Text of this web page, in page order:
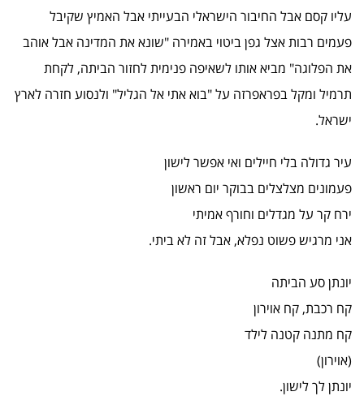
עליו קסם אבל החיבור הישראלי הבעייתי אבל האמיץ שקיבל
פעמים רבות אצל גפן ביטוי באמירה "שונא את המדינה אבל אוהב
את הפלוגה" מביא אותו לשאיפה פנימית לחזור הביתה, לקחת
תרמיל ומקל בפראפרזה על "בוא אתי אל הגליל" ולנסוע חזרה לארץ
ישראל.
עיר גדולה בלי חיילים ואי אפשר לישון
פעמונים מצלצלים בבוקר יום ראשון
ירח קר על מגדלים וחורף אמיתי
אני מרגיש פשוט נפלא, אבל זה לא ביתי.
יונתן סע הביתה
קח רכבת, קח אוירון
קח מתנה קטנה לילד
(אוירון)
יונתן לך לישון.